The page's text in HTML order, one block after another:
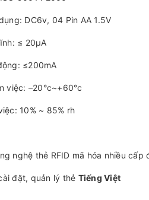
DC6v, 04 Pin AA 1.5V
≤ 20µA
≤200mA
việc: –20°c~+60°c
10% ~ 85% rh
nghệ thẻ RFID mã hóa nhiều cấp
đặt, quản lý thẻ Tiếng Việt